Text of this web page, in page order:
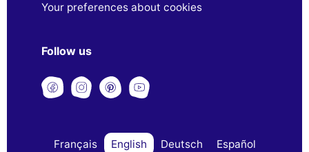
Your preferences about cookies
Follow us
Français English Deutsch Español